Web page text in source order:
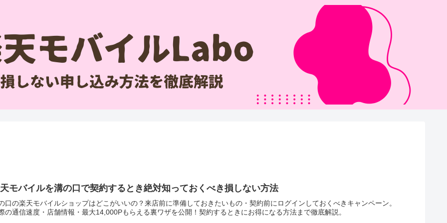
モバイルを溝の口で契約するとき絶対知っておくべき損しない方法
口の楽天モバイルショップはどこがいいの？来店前に準備しておきたいもの・契約前にログインしておくべきキャンペーン。
の通信速度・店舗情報・最大14,000Pもらえる裏ワザを公開！契約するときにお得になる方法まで徹底解説。